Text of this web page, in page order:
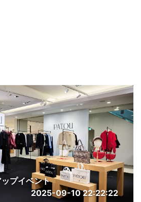
プイベント
2025-09-10 22:22:22